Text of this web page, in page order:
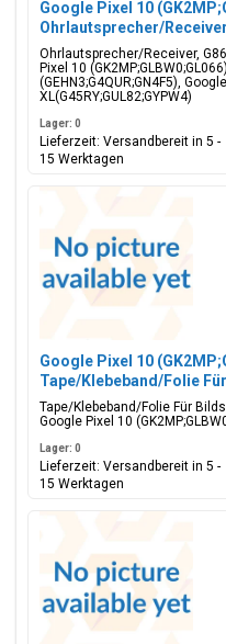
Google Pixel 10
Ohrlautsprecher/
Ohrlautsprecher/Receiver,
Pixel 10
(GEHN3;G4QUR;GN4F5),
XL(G45RY;GUL82;GYPW4)
Lager: 0
Lieferzeit: Versandbereit in 5 -
15 Werktagen
Google Pixel 10
Tape/Klebeband/Folie
Tape/Klebeband/Folie Für
Google Pixel 10
Lager: 0
Lieferzeit: Versandbereit in 5 -
15 Werktagen